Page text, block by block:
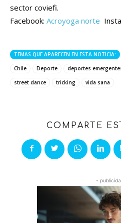
sector coviefi.
Facebook: Acroyoga norte
TEMAS QUE APARECEN EN ESTA NOTICIA:
Chile
Deporte deportes
street dance
tricking vida sana
COMPARTE
-